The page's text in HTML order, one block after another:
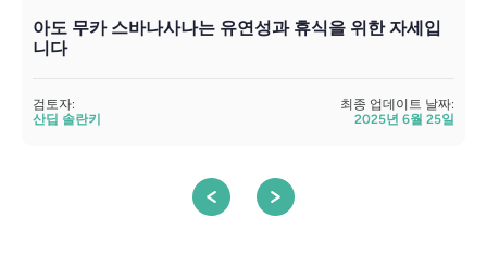
아도 무카 스바나사나는 유연성과 휴식을 위한 자세입
니다
검토자:
산딥 솔란키
최종 업데이트 날짜:
2025년 6월 25일